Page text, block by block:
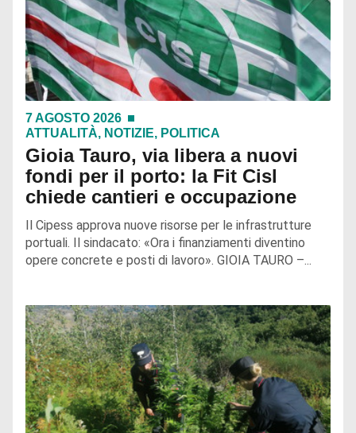
7 AGOSTO 2026
ATTUALITÀ, NOTIZIE, POLITICA
Gioia Tauro, via libera a nuovi
fondi per il porto: la Fit Cisl
chiede cantieri e occupazione
Il Cipess approva nuove risorse per le infrastrutture
portuali. Il sindacato: «Ora i finanziamenti diventino
opere concrete e posti di lavoro». GIOIA TAURO –...